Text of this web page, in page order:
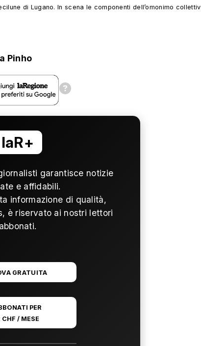
di Lugano. In scena le componenti dell’omonimo
Pinho
laR+
garantisce notizie
e affidabili.
informazione di qualità,
è riservato ai nostri lettori
abbonati.
GRATUITA
PER
CHF / MESE